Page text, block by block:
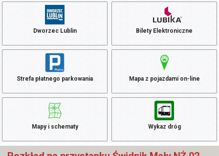
Dworzec Lublin Bilety Elektroniczne
Strefa płatnego parkowania Mapa z pojazdami on-line
Mapy i schematy Wykaz dróg